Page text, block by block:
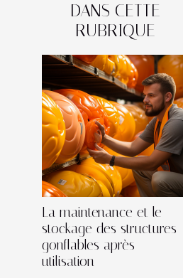
DANS CETTE
RUBRIQUE
La maintenance et le
stockage des structures
gonflables après
utilisation